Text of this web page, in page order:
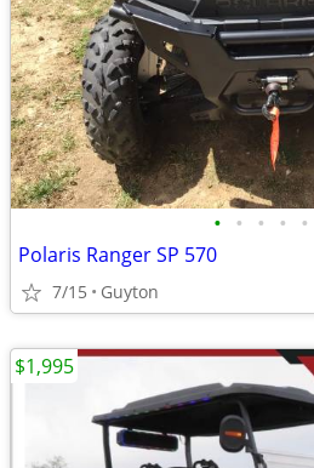
• • • • •
Polaris Ranger SP 570
7/15 Guyton
$1,995